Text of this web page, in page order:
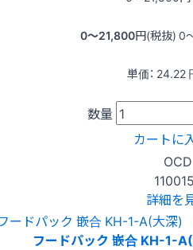
0〜21,800円(税抜) 0
単価： 24.22
数量
カートに
OCD
詳細を
フードパック 嵌合 KH-1-